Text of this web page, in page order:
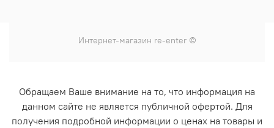
Интернет-магазин re-enter ©
Обращаем Ваше внимание на то, что информация на
данном сайте не является публичной офертой. Для
получения подробной информации о ценах на товары и